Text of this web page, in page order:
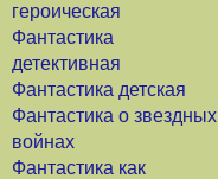
героическая
Фантастика
детективная
Фантастика детская
Фантастика о звездных
войнах
Фантастика как